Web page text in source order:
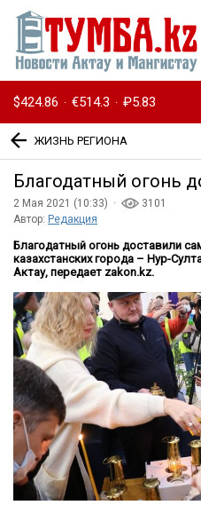
$424.86 · €514.3 · ₽5.83
ЖИЗНЬ РЕГИОНА
Благодатный огонь
2 Мая 2021 (10:33) ·
3101
Автор: Редакция
Благодатный огонь доставили
казахстанских города – Нур-
Актау, передает zakon.kz.